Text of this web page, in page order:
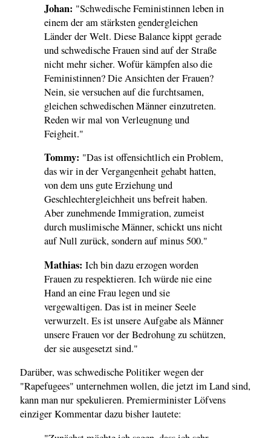
Johan: "Schwedische Feministinnen leben in
einem der am stärksten gendergleichen
Länder der Welt. Diese Balance kippt gerade
und schwedische Frauen sind auf der Straße
nicht mehr sicher. Wofür kämpfen also die
Feministinnen? Die Ansichten der Frauen?
Nein, sie versuchen auf die furchtsamen,
gleichen schwedischen Männer einzutreten.
Reden wir mal von Verleugnung und
Feigheit."
Tommy: "Das ist offensichtlich ein Problem,
das wir in der Vergangenheit gehabt hatten,
von dem uns gute Erziehung und
Geschlechtergleichheit uns befreit haben.
Aber zunehmende Immigration, zumeist
durch muslimische Männer, schickt uns nicht
auf Null zurück, sondern auf minus 500."
Mathias: Ich bin dazu erzogen worden
Frauen zu respektieren. Ich würde nie eine
Hand an eine Frau legen und sie
vergewaltigen. Das ist in meiner Seele
verwurzelt. Es ist unsere Aufgabe als Männer
unsere Frauen vor der Bedrohung zu schützen,
der sie ausgesetzt sind."
Darüber, was schwedische Politiker wegen der
"Rapefugees" unternehmen wollen, die jetzt im Land sind,
kann man nur spekulieren. Premierminister Löfvens
einziger Kommentar dazu bisher lautete: